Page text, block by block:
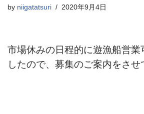
by niigatatsuri 2020年9月4日
市場休みの日程的に遊漁船営業
したので、募集のご案内をさせ